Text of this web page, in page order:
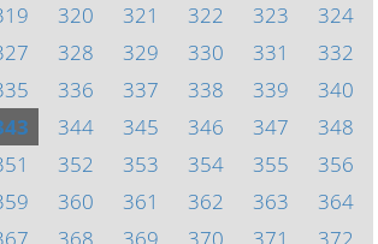
320 321 322 323
324
328 329 330 331
332
336 337 338 339
340
344 345 346 347
348
352 353 354 355
356
360 361 362 363
364